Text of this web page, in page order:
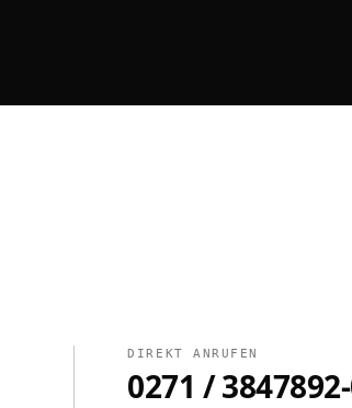
DIREKT ANRUFEN
0271 /